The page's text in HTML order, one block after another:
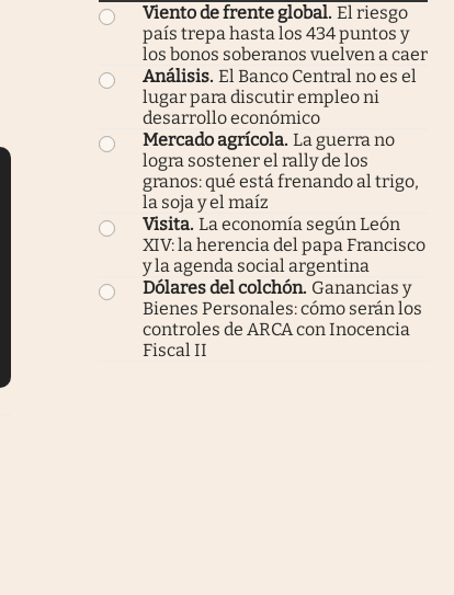
Viento de frente global. El riesgo
país trepa hasta los 434 puntos y
los bonos soberanos vuelven a caer
Análisis. El Banco Central no es el
lugar para discutir empleo ni
desarrollo económico
Mercado agrícola. La guerra no
logra sostener el rally de los
granos: qué está frenando al trigo,
la soja y el maíz
Visita. La economía según León
XIV: la herencia del papa Francisco
y la agenda social argentina
Dólares del colchón. Ganancias y
Bienes Personales: cómo serán los
controles de ARCA con Inocencia
Fiscal II